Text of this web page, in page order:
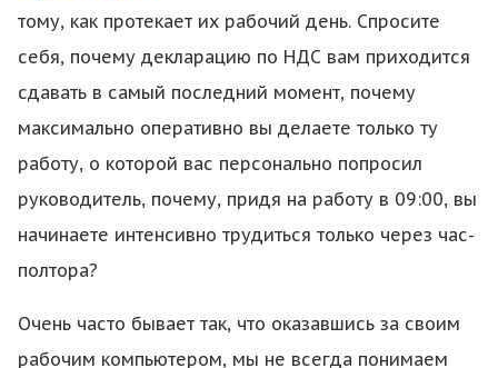
тому, как протекает их рабочий день. Спросите
себя, почему декларацию по НДС вам приходится
сдавать в самый последний момент, почему
максимально оперативно вы делаете только ту
работу, о которой вас персонально попросил
руководитель, почему, придя на работу в 09:00, вы
начинаете интенсивно трудиться только через час-
полтора?
Очень часто бывает так, что оказавшись за своим
рабочим компьютером, мы не всегда понимаем